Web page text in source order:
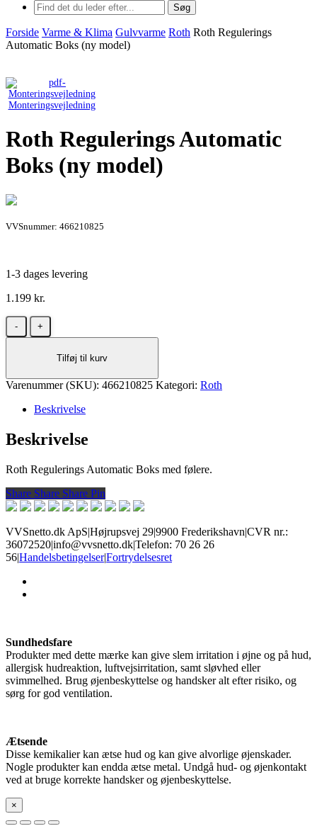
Søg
Forside Varme & Klima Gulvvarme Roth Roth Regulerings
Automatic Boks (ny model)
Monteringsvejledning
Roth Regulerings Automatic
Boks (ny model)
VVSnummer: 466210825
1-3 dages levering
1.199 kr.
Roth
Regulerings
model)
Tilføj til kurv
Varenummer (SKU): 466210825 Kategori: Roth
Beskrivelse
Beskrivelse
Roth Regulerings Automatic Boks med følere.
Share
Share Share Share Pin
VVSnetto.dk ApS|Højrupsvej 29|9900 Frederikshavn|CVR nr.:
36072520|info@vvsnetto.dk|Telefon: 70 26 26
56|Handelsbetingelser|Fortrydelsesret
Sundhedsfare
Produkter med dette mærke kan give slem irritation i øjne og på hud,
allergisk hudreaktion, luftvejsirritation, samt sløvhed eller
svimmelhed. Brug øjenbeskyttelse og handsker alt efter risiko, og
sørg for god ventilation.
Ætsende
Disse kemikalier kan ætse hud og kan give alvorlige øjenskader.
Nogle produkter kan endda ætse metal. Undgå hud- og øjenkontakt
ved at bruge korrekte handsker og øjenbeskyttelse.
×